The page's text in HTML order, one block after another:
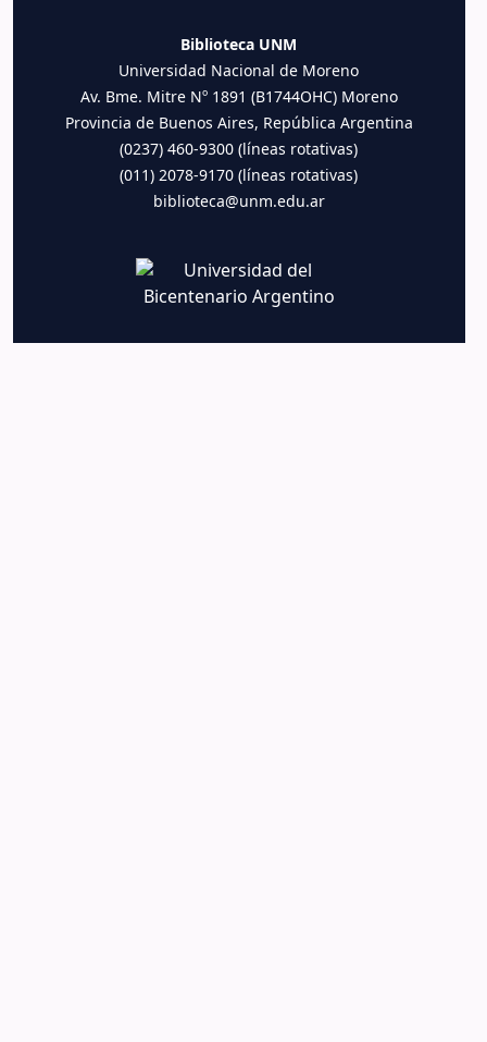
Biblioteca UNM
Universidad Nacional de Moreno
Av. Bme. Mitre Nº 1891 (B1744OHC) Moreno
Provincia de Buenos Aires, República Argentina
(0237) 460-9300 (líneas rotativas)
(011) 2078-9170 (líneas rotativas)
biblioteca@unm.edu.ar